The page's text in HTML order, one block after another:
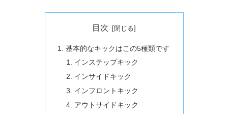
目次
基本的なキックはこの5種類です
インステップキック
インサイドキック
インフロントキック
アウトサイドキック